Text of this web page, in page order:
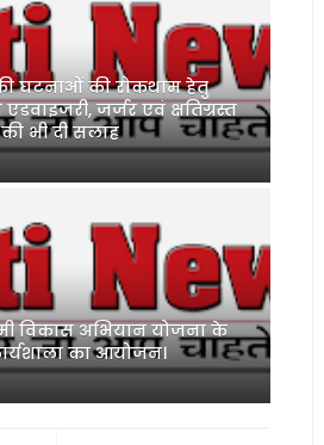
घटनाओं की रोकथाम हेतु
जर्जर एवं क्षतिग्रस्त
भी दी सलाह
विकास अभियान योजना के
का आयोजन।